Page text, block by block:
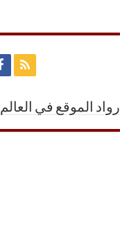
رواد الموقع في العالم